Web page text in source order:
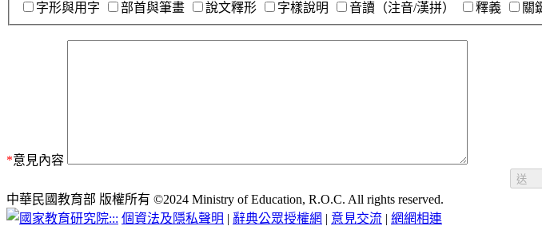
字形與用字
部首與筆畫 說文釋形 字樣說明 音讀（注音/漢拼） 釋義 關
*意見內容
送
中華民國教育部 版權所有 ©2024 Ministry of Education, R.O.C. All rights reserved.
::: 個資法及隱私聲明 | 辭典公眾授權網 | 意見交流 | 網網相連